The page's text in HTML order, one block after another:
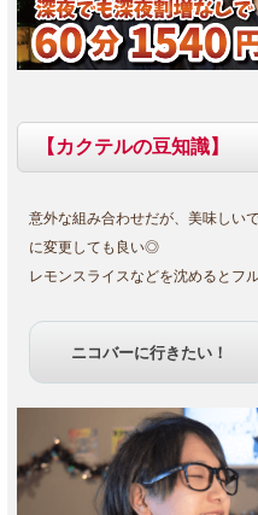
【カクテルの豆知識】
意外な組み合わせだが、美味しい
に変更しても良い◎
レモンスライスなどを沈めるとフ
ニコバーに行きたい！